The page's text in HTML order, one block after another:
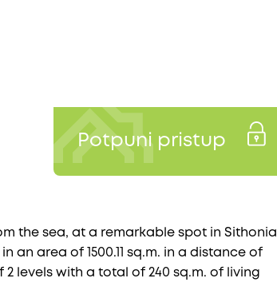
Potpuni pristup
the sea, at a remarkable spot in Sithonia
an area of 1500.11 sq.m. in a distance of
levels with a total of 240 sq.m. of living